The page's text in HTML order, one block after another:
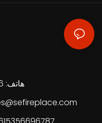
هاتف: 0086-15356696787